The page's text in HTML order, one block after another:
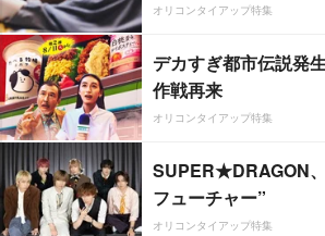
オリコンタイアップ特集
デカすぎ都市伝説発
作戦再来
オリコンタイアップ特集
SUPER★DRAGON
フューチャー”
オリコンタイアップ特集